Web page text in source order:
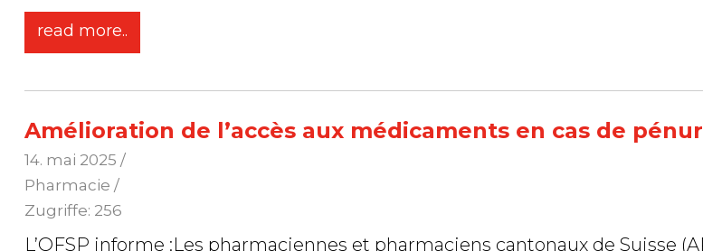
read more..
Amélioration de l’accès aux médicaments en cas de
14. mai 2025 /
Pharmacie /
Zugriffe: 256
L’OFSP informe :Les pharmaciennes et pharmaciens cantonaux de Suisse